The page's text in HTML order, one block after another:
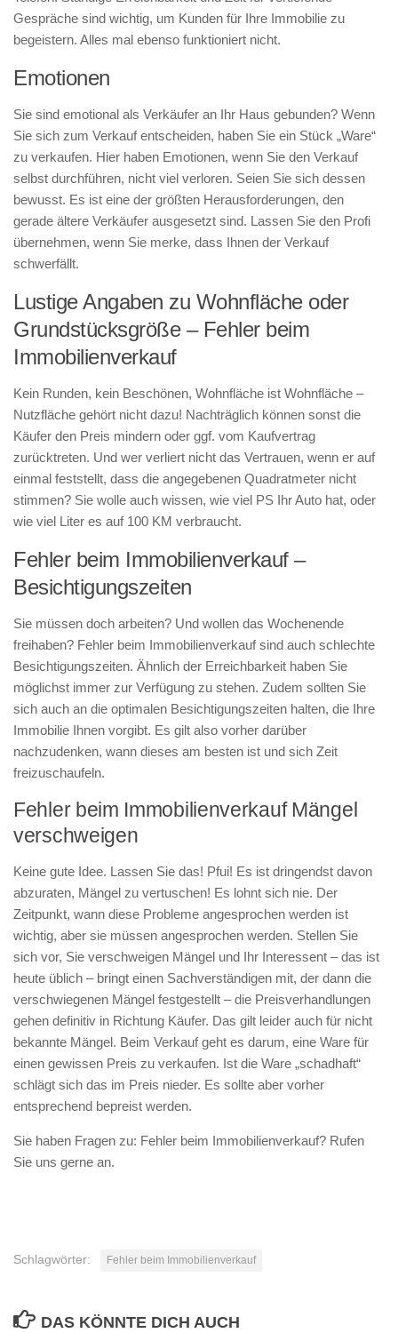
Gespräche sind wichtig, um Kunden für Ihre Immobilie zu
begeistern. Alles mal ebenso funktioniert nicht.
Emotionen
Sie sind emotional als Verkäufer an Ihr Haus gebunden? Wenn
Sie sich zum Verkauf entscheiden, haben Sie ein Stück „Ware“
zu verkaufen. Hier haben Emotionen, wenn Sie den Verkauf
selbst durchführen, nicht viel verloren. Seien Sie sich dessen
bewusst. Es ist eine der größten Herausforderungen, den
gerade ältere Verkäufer ausgesetzt sind. Lassen Sie den Profi
übernehmen, wenn Sie merke, dass Ihnen der Verkauf
schwerfällt.
Lustige Angaben zu Wohnfläche oder
Grundstücksgröße – Fehler beim
Immobilienverkauf
Kein Runden, kein Beschönen, Wohnfläche ist Wohnfläche –
Nutzfläche gehört nicht dazu! Nachträglich können sonst die
Käufer den Preis mindern oder ggf. vom Kaufvertrag
zurücktreten. Und wer verliert nicht das Vertrauen, wenn er auf
einmal feststellt, dass die angegebenen Quadratmeter nicht
stimmen? Sie wolle auch wissen, wie viel PS Ihr Auto hat, oder
wie viel Liter es auf 100 KM verbraucht.
Fehler beim Immobilienverkauf –
Besichtigungszeiten
Sie müssen doch arbeiten? Und wollen das Wochenende
freihaben? Fehler beim Immobilienverkauf sind auch schlechte
Besichtigungszeiten. Ähnlich der Erreichbarkeit haben Sie
möglichst immer zur Verfügung zu stehen. Zudem sollten Sie
sich auch an die optimalen Besichtigungszeiten halten, die Ihre
Immobilie Ihnen vorgibt. Es gilt also vorher darüber
nachzudenken, wann dieses am besten ist und sich Zeit
freizuschaufeln.
Fehler beim Immobilienverkauf Mängel
verschweigen
Keine gute Idee. Lassen Sie das! Pfui! Es ist dringendst davon
abzuraten, Mängel zu vertuschen! Es lohnt sich nie. Der
Zeitpunkt, wann diese Probleme angesprochen werden ist
wichtig, aber sie müssen angesprochen werden. Stellen Sie
sich vor, Sie verschweigen Mängel und Ihr Interessent – das ist
heute üblich – bringt einen Sachverständigen mit, der dann die
verschwiegenen Mängel festgestellt – die Preisverhandlungen
gehen definitiv in Richtung Käufer. Das gilt leider auch für nicht
bekannte Mängel. Beim Verkauf geht es darum, eine Ware für
einen gewissen Preis zu verkaufen. Ist die Ware „schadhaft“
schlägt sich das im Preis nieder. Es sollte aber vorher
entsprechend bepreist werden.
Sie haben Fragen zu: Fehler beim Immobilienverkauf? Rufen
Sie uns gerne an.
Schlagwörter: Fehler beim Immobilienverkauf
DAS KÖNNTE DICH AUCH